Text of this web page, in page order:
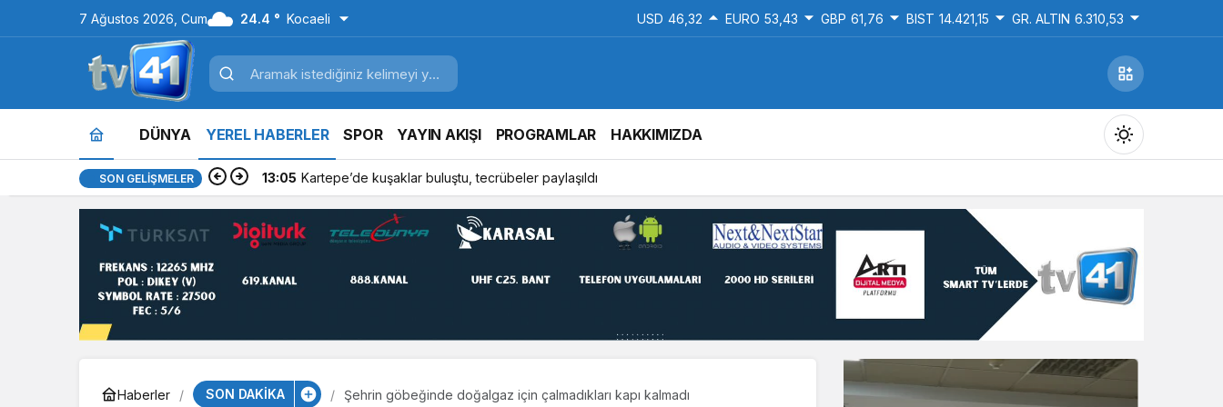
7 Ağustos 2026, Cum 24.4 ° Kocaeli USD 46,32 EURO 53,43 GBP 61,76 BIST 14.421,15 GR. ALTIN 6.310,53
DÜNYA YEREL HABERLER SPOR YAYIN AKIŞI PROGRAMLAR HAKKIMIZDA
Gündüz Modu
Gündüz modunu seçin.
Gece modunu seçin.
SON GELIŞMELER 13:05 Kartepe’de kuşaklar buluştu, tecrübeler paylaşıldı
Haberler SON DAKİKA Şehrin göbeğinde doğalgaz için çalmadıkları kapı kalmadı